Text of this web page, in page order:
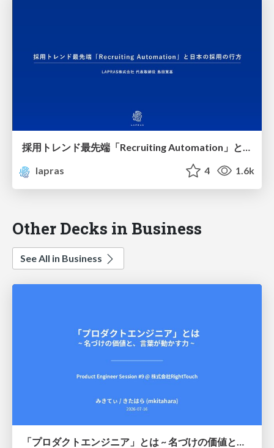
採用トレンド最先端「Recruiting Automation」と日本の採用の行方 / Recruiting_Automation
lapras
4 1.6k
Other Decks in Business
See All in Business
「プロダクトエンジニア」とは ~ 名づけの価値と、言葉が動かす力 ~